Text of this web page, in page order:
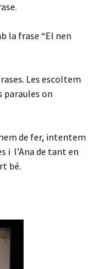
la frase “El nen
Les escoltem
paraules on
de fer, intentem
i l’Ana de tant en
bé.